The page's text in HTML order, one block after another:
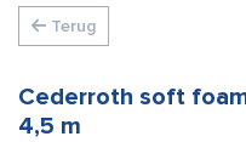
Terug
Cederroth soft
4,5 m